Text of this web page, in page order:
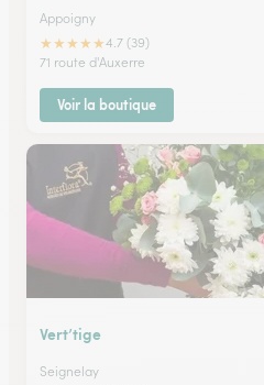
Appoigny
★★★★★4.7 (39)
71 route d'Auxerre
Voir la boutique
Vert’tige
Seignelay